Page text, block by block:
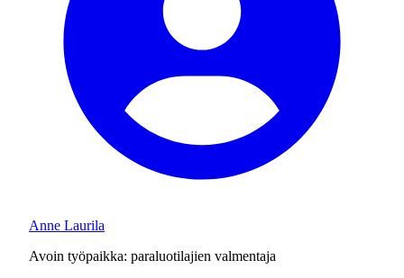
Anne Laurila
Avoin työpaikka: paraluotilajien valmentaja